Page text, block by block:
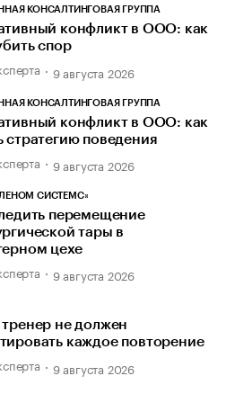
КОНСАЛТИНГОВАЯ ГРУППА
конфликт в ООО: как
спор
9 августа 2026
КОНСАЛТИНГОВАЯ ГРУППА
конфликт в ООО: как
стратегию поведения
9 августа 2026
СИСТЕМС»
перемещение
тары в
цехе
9 августа 2026
не должен
каждое повторение
9 августа 2026